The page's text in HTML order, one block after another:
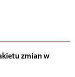
zmian w